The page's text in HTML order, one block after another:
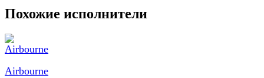
Похожие исполнители
Airbourne